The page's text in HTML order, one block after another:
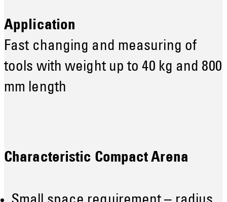
Application
Fast changing and measuring of
tools with weight up to 40 kg and 800
mm length
Characteristic Compact Arena